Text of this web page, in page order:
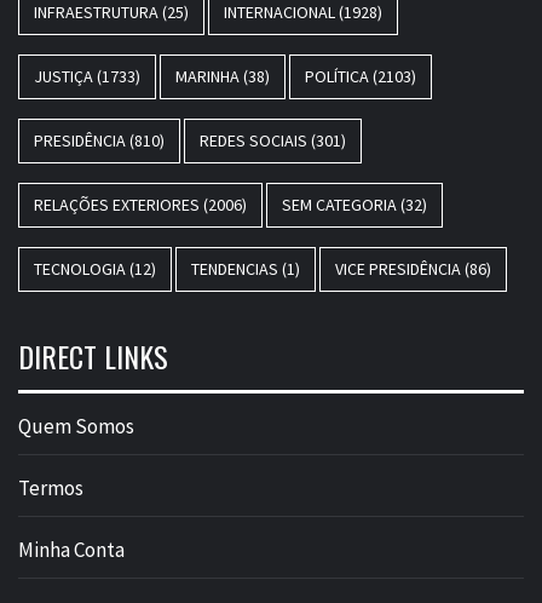
INFRAESTRUTURA(25) INTERNACIONAL(1928)
JUSTIÇA(1733) MARINHA(38) POLÍTICA(2103)
PRESIDÊNCIA(810) REDES SOCIAIS (301)
RELAÇÕES EXTERIORES (2006) SEM CATEGORIA(32)
TECNOLOGIA(12) TENDENCIAS (1) VICE PRESIDÊNCIA(86)
DIRECT LINKS
Quem Somos
Termos
Minha Conta